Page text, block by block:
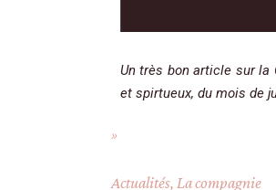
Un très bon article sur la
et spirtueux, du mois de
Actualités, La compagnie